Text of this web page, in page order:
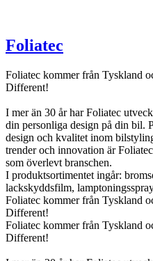
Foliatec
Foliatec kommer från Tyskland
Different!
I mer än 30 år har Foliatec
din personliga design på din bil.
design och kvalitet inom
trender och innovation är
som överlevt branschen.
I produktsortimentet ingår:
lackskyddsfilm,
Foliatec kommer från Tyskland
Different!
Foliatec kommer från Tyskland
Different!